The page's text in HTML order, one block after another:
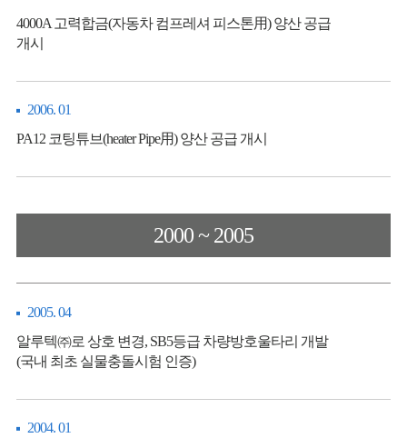
4000A 고력합금(자동차 컴프레셔 피스톤用) 양산 공급
개시
2006. 01
PA12 코팅튜브(heater Pipe用) 양산 공급 개시
2000 ~ 2005
2005. 04
알루텍㈜로 상호 변경, SB5등급 차량방호울타리 개발
(국내 최초 실물충돌시험 인증)
2004. 01